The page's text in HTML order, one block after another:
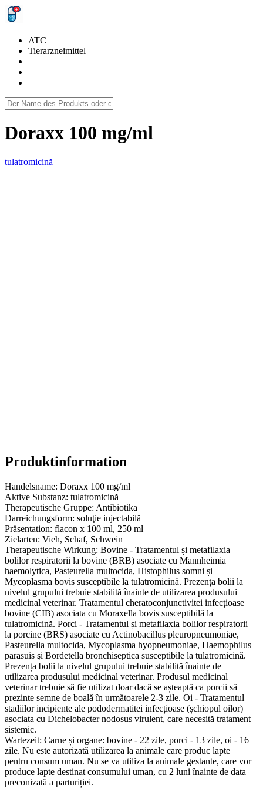
ATC
Tierarzneimittel
Doraxx 100 mg/ml
tulatromicină
Produktinformation
Handelsname: Doraxx 100 mg/ml
Aktive Substanz: tulatromicină
Therapeutische Gruppe: Antibiotika
Darreichungsform: soluţie injectabilă
Präsentation: flacon x 100 ml, 250 ml
Zielarten: Vieh, Schaf, Schwein
Therapeutische Wirkung: Bovine - Tratamentul și metafilaxia
bolilor respiratorii la bovine (BRB) asociate cu Mannheimia
haemolytica, Pasteurella multocida, Histophilus somni și
Mycoplasma bovis susceptibile la tulatromicină. Prezența bolii la
nivelul grupului trebuie stabilită înainte de utilizarea produsului
medicinal veterinar. Tratamentul cheratoconjunctivitei infecțioase
bovine (CIB) asociata cu Moraxella bovis susceptibilă la
tulatromicină. Porci - Tratamentul și metafilaxia bolilor respiratorii
la porcine (BRS) asociate cu Actinobacillus pleuropneumoniae,
Pasteurella multocida, Mycoplasma hyopneumoniae, Haemophilus
parasuis şi Bordetella bronchiseptica susceptibile la tulatromicină.
Prezența bolii la nivelul grupului trebuie stabilită înainte de
utilizarea produsului medicinal veterinar. Produsul medicinal
veterinar trebuie să fie utilizat doar dacă se așteaptă ca porcii să
prezinte semne de boală în următoarele 2-3 zile. Oi - Tratamentul
stadiilor incipiente ale pododermatitei infecțioase (șchiopul oilor)
asociata cu Dichelobacter nodosus virulent, care necesită tratament
sistemic.
Wartezeit: Carne și organe: bovine - 22 zile, porci - 13 zile, oi - 16
zile. Nu este autorizată utilizarea la animale care produc lapte
pentru consum uman. Nu se va utiliza la animale gestante, care vor
produce lapte destinat consumului uman, cu 2 luni înainte de data
preconizată a parturiției.